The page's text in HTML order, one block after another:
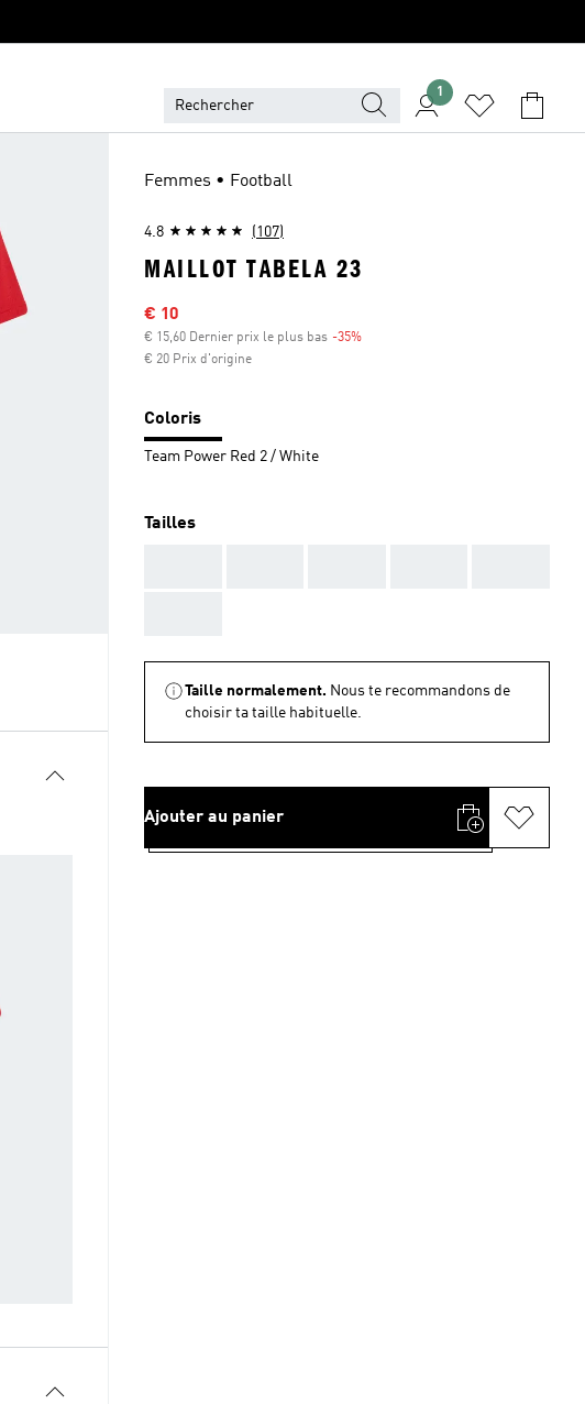
1
Femmes • Football
4.8 (107)
MAILLOT TABELA 23
Sale price
€ 10
€ 15,60 Dernier prix le plus bas -35%
€ 20 Prix d'origine
Coloris
Team Power Red 2 / White
Tailles
Taille normalement. Nous te recommandons de
choisir ta taille habituelle.
Ajouter au panier